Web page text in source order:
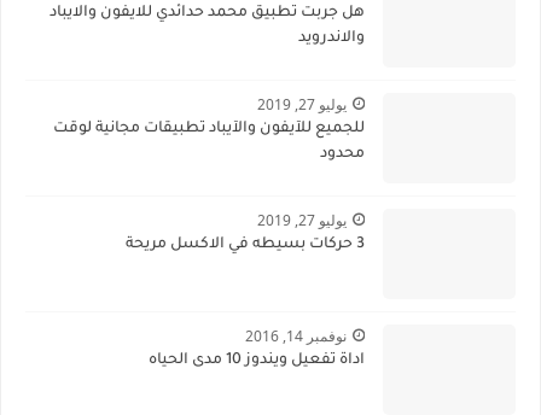
هل جربت تطبيق محمد حدائدي للايفون والايباد
والاندرويد
يوليو 27, 2019
للجميع للآيفون والآيباد تطبيقات مجانية لوقت
محدود
يوليو 27, 2019
3 حركات بسيطه في الاكسل مريحة
نوفمبر 14, 2016
اداة تفعيل ويندوز 10 مدى الحياه